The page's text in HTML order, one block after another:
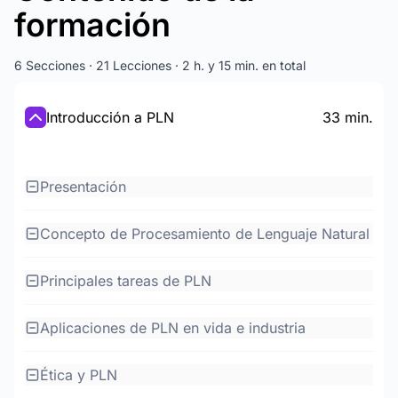
formación
6 Secciones · 21 Lecciones · 2 h. y 15 min. en total
Introducción a PLN 33 min.
Presentación
Concepto de Procesamiento de Lenguaje Natural
Principales tareas de PLN
Aplicaciones de PLN en vida e industria
Ética y PLN